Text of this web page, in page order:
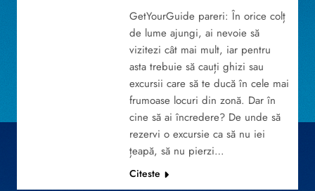
GetYourGuide pareri: În orice colț
de lume ajungi, ai nevoie să
vizitezi cât mai mult, iar pentru
asta trebuie să cauți ghizi sau
excursii care să te ducă în cele mai
frumoase locuri din zonă. Dar în
cine să ai încredere? De unde să
rezervi o excursie ca să nu iei
țeapă, să nu pierzi…
Citeste